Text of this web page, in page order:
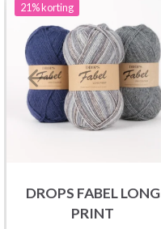
21%korting
DROPS FABEL LONG
PRINT